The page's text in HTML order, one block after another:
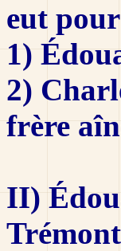
eut
1)
2)
frère
II)